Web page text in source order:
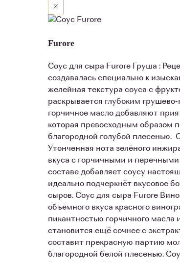
Furore
Соус для сыра Furore Груша :
создавалась специально к
желейная текстура соуса с
раскрывается глубоким
горчичное масло добавляют
которая превосходным образом
благородной голубой
Утонченная нота зелёного
вкуса с горчичными и
составе добавляет соусу
идеально подчеркнёт вкусовое
сыров. Соус для сыра Furore
объёмного вкуса красного
пикантностью горчичного
становится ещё сочнее с
составит прекрасную партию
благородной белой плесенью.